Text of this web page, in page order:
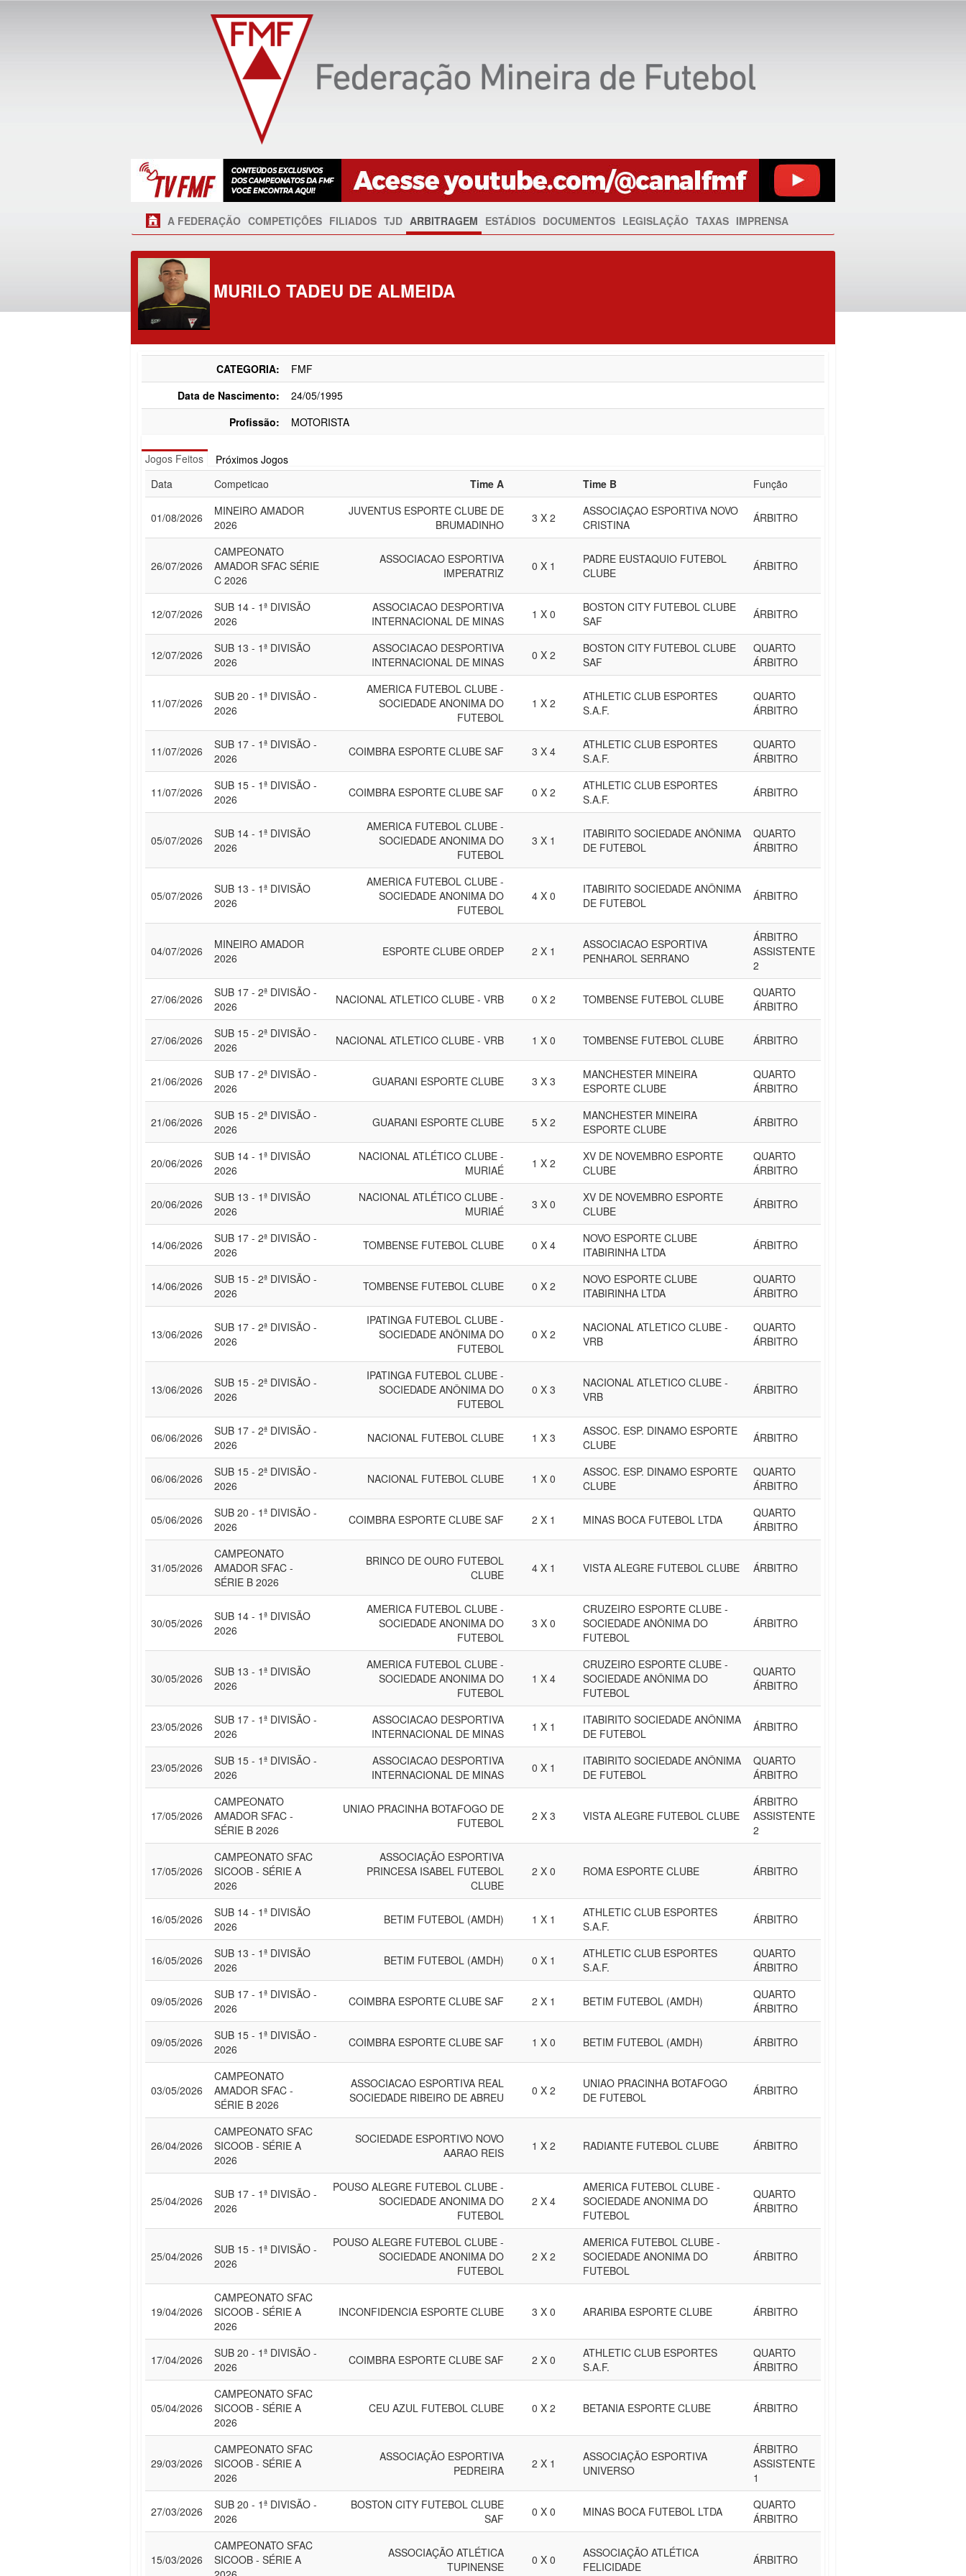
A FEDERAÇÃO COMPETIÇÕES FILIADOS TJD ARBITRAGEM ESTÁDIOS DOCUMENTOS LEGISLAÇÃO TAXAS IMPRENSA
MURILO TADEU DE ALMEIDA
CATEGORIA:
FMF
Data de Nascimento:
24/05/1995
Profissão:
MOTORISTA
Jogos Feitos
Próximos Jogos
Data
Competicao Time A Time B Função
01/08/2026
MINEIRO AMADOR
2026
JUVENTUS ESPORTE CLUBE DE
BRUMADINHO
3 X 2
ASSOCIAÇAO ESPORTIVA NOVO
CRISTINA
ÁRBITRO
26/07/2026
CAMPEONATO
AMADOR SFAC SÉRIE
C 2026
ASSOCIACAO ESPORTIVA
IMPERATRIZ
0 X 1
PADRE EUSTAQUIO FUTEBOL
CLUBE
ÁRBITRO
12/07/2026
SUB 14 - 1ª DIVISÃO
2026
ASSOCIACAO DESPORTIVA
INTERNACIONAL DE MINAS
1 X 0
BOSTON CITY FUTEBOL CLUBE
SAF
ÁRBITRO
12/07/2026
SUB 13 - 1ª DIVISÃO
2026
ASSOCIACAO DESPORTIVA
INTERNACIONAL DE MINAS
0 X 2
BOSTON CITY FUTEBOL CLUBE
SAF
QUARTO
ÁRBITRO
11/07/2026
SUB 20 - 1ª DIVISÃO -
2026
AMERICA FUTEBOL CLUBE -
SOCIEDADE ANONIMA DO
FUTEBOL
1 X 2
ATHLETIC CLUB ESPORTES
S.A.F.
QUARTO
ÁRBITRO
11/07/2026
SUB 17 - 1ª DIVISÃO -
2026
COIMBRA ESPORTE CLUBE SAF 3 X 4
ATHLETIC CLUB ESPORTES
S.A.F.
QUARTO
ÁRBITRO
11/07/2026
SUB 15 - 1ª DIVISÃO -
2026
COIMBRA ESPORTE CLUBE SAF 0 X 2
ATHLETIC CLUB ESPORTES
S.A.F.
ÁRBITRO
05/07/2026
SUB 14 - 1ª DIVISÃO
2026
AMERICA FUTEBOL CLUBE -
SOCIEDADE ANONIMA DO
FUTEBOL
3 X 1
ITABIRITO SOCIEDADE ANÔNIMA
DE FUTEBOL
QUARTO
ÁRBITRO
05/07/2026
SUB 13 - 1ª DIVISÃO
2026
AMERICA FUTEBOL CLUBE -
SOCIEDADE ANONIMA DO
FUTEBOL
4 X 0
ITABIRITO SOCIEDADE ANÔNIMA
DE FUTEBOL
ÁRBITRO
04/07/2026
MINEIRO AMADOR
2026
ESPORTE CLUBE ORDEP 2 X 1
ASSOCIACAO ESPORTIVA
PENHAROL SERRANO
ÁRBITRO
ASSISTENTE
2
27/06/2026
SUB 17 - 2ª DIVISÃO -
2026
NACIONAL ATLETICO CLUBE - VRB 0 X 2 TOMBENSE FUTEBOL CLUBE
QUARTO
ÁRBITRO
27/06/2026
SUB 15 - 2ª DIVISÃO -
2026
NACIONAL ATLETICO CLUBE - VRB 1 X 0 TOMBENSE FUTEBOL CLUBE ÁRBITRO
21/06/2026
SUB 17 - 2ª DIVISÃO -
2026
GUARANI ESPORTE CLUBE 3 X 3
MANCHESTER MINEIRA
ESPORTE CLUBE
QUARTO
ÁRBITRO
21/06/2026
SUB 15 - 2ª DIVISÃO -
2026
GUARANI ESPORTE CLUBE 5 X 2
MANCHESTER MINEIRA
ESPORTE CLUBE
ÁRBITRO
20/06/2026
SUB 14 - 1ª DIVISÃO
2026
NACIONAL ATLÉTICO CLUBE -
MURIAÉ
1 X 2
XV DE NOVEMBRO ESPORTE
CLUBE
QUARTO
ÁRBITRO
20/06/2026
SUB 13 - 1ª DIVISÃO
2026
NACIONAL ATLÉTICO CLUBE -
MURIAÉ
3 X 0
XV DE NOVEMBRO ESPORTE
CLUBE
ÁRBITRO
14/06/2026
SUB 17 - 2ª DIVISÃO -
2026
TOMBENSE FUTEBOL CLUBE 0 X 4
NOVO ESPORTE CLUBE
ITABIRINHA LTDA
ÁRBITRO
14/06/2026
SUB 15 - 2ª DIVISÃO -
2026
TOMBENSE FUTEBOL CLUBE 0 X 2
NOVO ESPORTE CLUBE
ITABIRINHA LTDA
QUARTO
ÁRBITRO
13/06/2026
SUB 17 - 2ª DIVISÃO -
2026
IPATINGA FUTEBOL CLUBE -
SOCIEDADE ANÔNIMA DO
FUTEBOL
0 X 2
NACIONAL ATLETICO CLUBE -
VRB
QUARTO
ÁRBITRO
13/06/2026
SUB 15 - 2ª DIVISÃO -
2026
IPATINGA FUTEBOL CLUBE -
SOCIEDADE ANÔNIMA DO
FUTEBOL
0 X 3
NACIONAL ATLETICO CLUBE -
VRB
ÁRBITRO
06/06/2026
SUB 17 - 2ª DIVISÃO -
2026
NACIONAL FUTEBOL CLUBE 1 X 3
ASSOC. ESP. DINAMO ESPORTE
CLUBE
ÁRBITRO
06/06/2026
SUB 15 - 2ª DIVISÃO -
2026
NACIONAL FUTEBOL CLUBE 1 X 0
ASSOC. ESP. DINAMO ESPORTE
CLUBE
QUARTO
ÁRBITRO
05/06/2026
SUB 20 - 1ª DIVISÃO -
2026
COIMBRA ESPORTE CLUBE SAF 2 X 1 MINAS BOCA FUTEBOL LTDA
QUARTO
ÁRBITRO
31/05/2026
CAMPEONATO
AMADOR SFAC -
SÉRIE B 2026
BRINCO DE OURO FUTEBOL
CLUBE
4 X 1 VISTA ALEGRE FUTEBOL CLUBE ÁRBITRO
30/05/2026
SUB 14 - 1ª DIVISÃO
2026
AMERICA FUTEBOL CLUBE -
SOCIEDADE ANONIMA DO
FUTEBOL
3 X 0
CRUZEIRO ESPORTE CLUBE -
SOCIEDADE ANÔNIMA DO
FUTEBOL
ÁRBITRO
30/05/2026
SUB 13 - 1ª DIVISÃO
2026
AMERICA FUTEBOL CLUBE -
SOCIEDADE ANONIMA DO
FUTEBOL
1 X 4
CRUZEIRO ESPORTE CLUBE -
SOCIEDADE ANÔNIMA DO
FUTEBOL
QUARTO
ÁRBITRO
23/05/2026
SUB 17 - 1ª DIVISÃO -
2026
ASSOCIACAO DESPORTIVA
INTERNACIONAL DE MINAS
1 X 1
ITABIRITO SOCIEDADE ANÔNIMA
DE FUTEBOL
ÁRBITRO
23/05/2026
SUB 15 - 1ª DIVISÃO -
2026
ASSOCIACAO DESPORTIVA
INTERNACIONAL DE MINAS
0 X 1
ITABIRITO SOCIEDADE ANÔNIMA
DE FUTEBOL
QUARTO
ÁRBITRO
17/05/2026
CAMPEONATO
AMADOR SFAC -
SÉRIE B 2026
UNIAO PRACINHA BOTAFOGO DE
FUTEBOL
2 X 3 VISTA ALEGRE FUTEBOL CLUBE
ÁRBITRO
ASSISTENTE
2
17/05/2026
CAMPEONATO SFAC
SICOOB - SÉRIE A
2026
ASSOCIAÇÃO ESPORTIVA
PRINCESA ISABEL FUTEBOL
CLUBE
2 X 0 ROMA ESPORTE CLUBE ÁRBITRO
16/05/2026
SUB 14 - 1ª DIVISÃO
2026
BETIM FUTEBOL (AMDH) 1 X 1
ATHLETIC CLUB ESPORTES
S.A.F.
ÁRBITRO
16/05/2026
SUB 13 - 1ª DIVISÃO
2026
BETIM FUTEBOL (AMDH) 0 X 1
ATHLETIC CLUB ESPORTES
S.A.F.
QUARTO
ÁRBITRO
09/05/2026
SUB 17 - 1ª DIVISÃO -
2026
COIMBRA ESPORTE CLUBE SAF 2 X 1 BETIM FUTEBOL (AMDH)
QUARTO
ÁRBITRO
09/05/2026
SUB 15 - 1ª DIVISÃO -
2026
COIMBRA ESPORTE CLUBE SAF 1 X 0 BETIM FUTEBOL (AMDH) ÁRBITRO
03/05/2026
CAMPEONATO
AMADOR SFAC -
SÉRIE B 2026
ASSOCIACAO ESPORTIVA REAL
SOCIEDADE RIBEIRO DE ABREU
0 X 2
UNIAO PRACINHA BOTAFOGO
DE FUTEBOL
ÁRBITRO
26/04/2026
CAMPEONATO SFAC
SICOOB - SÉRIE A
2026
SOCIEDADE ESPORTIVO NOVO
AARAO REIS
1 X 2 RADIANTE FUTEBOL CLUBE ÁRBITRO
25/04/2026
SUB 17 - 1ª DIVISÃO -
2026
POUSO ALEGRE FUTEBOL CLUBE -
SOCIEDADE ANONIMA DO
FUTEBOL
2 X 4
AMERICA FUTEBOL CLUBE -
SOCIEDADE ANONIMA DO
FUTEBOL
QUARTO
ÁRBITRO
25/04/2026
SUB 15 - 1ª DIVISÃO -
2026
POUSO ALEGRE FUTEBOL CLUBE -
SOCIEDADE ANONIMA DO
FUTEBOL
2 X 2
AMERICA FUTEBOL CLUBE -
SOCIEDADE ANONIMA DO
FUTEBOL
ÁRBITRO
19/04/2026
CAMPEONATO SFAC
SICOOB - SÉRIE A
2026
INCONFIDENCIA ESPORTE CLUBE 3 X 0 ARARIBA ESPORTE CLUBE ÁRBITRO
17/04/2026
SUB 20 - 1ª DIVISÃO -
2026
COIMBRA ESPORTE CLUBE SAF 2 X 0
ATHLETIC CLUB ESPORTES
S.A.F.
QUARTO
ÁRBITRO
05/04/2026
CAMPEONATO SFAC
SICOOB - SÉRIE A
2026
CEU AZUL FUTEBOL CLUBE 0 X 2 BETANIA ESPORTE CLUBE ÁRBITRO
29/03/2026
CAMPEONATO SFAC
SICOOB - SÉRIE A
2026
ASSOCIAÇÃO ESPORTIVA
PEDREIRA
2 X 1
ASSOCIAÇÃO ESPORTIVA
UNIVERSO
ÁRBITRO
ASSISTENTE
1
27/03/2026
SUB 20 - 1ª DIVISÃO -
2026
BOSTON CITY FUTEBOL CLUBE
SAF
0 X 0 MINAS BOCA FUTEBOL LTDA
QUARTO
ÁRBITRO
15/03/2026
CAMPEONATO SFAC
SICOOB - SÉRIE A
ASSOCIAÇÃO ATLÉTICA
TUPINENSE
0 X 0
ASSOCIAÇÃO ATLÉTICA
FELICIDADE
ÁRBITRO